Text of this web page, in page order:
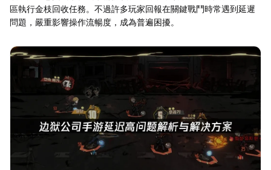
區執行金枝回收任務。不過許多玩家回報在關鍵戰鬥時常遇到延遲
問題，嚴重影響操作流暢度，成為普遍困擾。